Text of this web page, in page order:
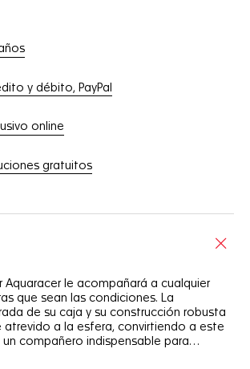
y débito, PayPal
online
gratuitos
Aquaracer le acompañará a cualquier
que sean las condiciones. La
de su caja y su construcción robusta
atrevido a la esfera, convirtiendo a este
compañero indispensable para